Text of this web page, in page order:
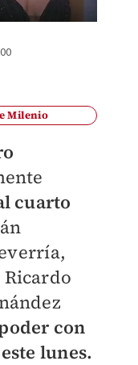
Milenio
cuarto
con
lunes.